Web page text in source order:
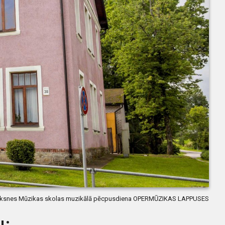
Mūzikas skolas muzikālā pēcpusdiena OPERMŪZIKAS LAPPUSES